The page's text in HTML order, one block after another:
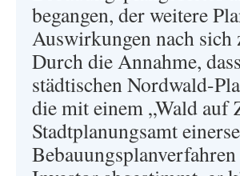
begangen, der weitere
Auswirkungen nach sich
Durch die Annahme,
städtischen Nordwald-
die mit einem „Wald auf
Stadtplanungsamt